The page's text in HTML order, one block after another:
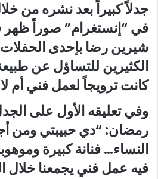
جدلاً كبيراً بعد نشره من
في “إنستغرام” صوراً ظهر
شيرين رضا بإحدى الحفلات
الكثيرين للتساؤل عن
كانت ترويجاً لعمل فني أم
وفي تعليقه الأول على
رمضان: “دي حبيبتي ومن
النساء… فنانة كبيرة
فيه عمل فني يجمعنا خلال